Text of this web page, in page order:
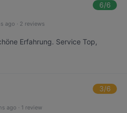
6/6
ago · 2 reviews
Erfahrung. Service Top,
3/6
ago · 1 review